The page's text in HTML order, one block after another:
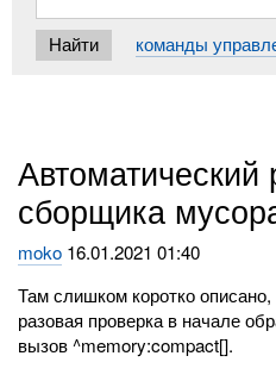
команды
сборщика
moko 16.01.2021 01:40
Там слишком коротко
разовая проверка в начале
вызов ^memory:compact[].